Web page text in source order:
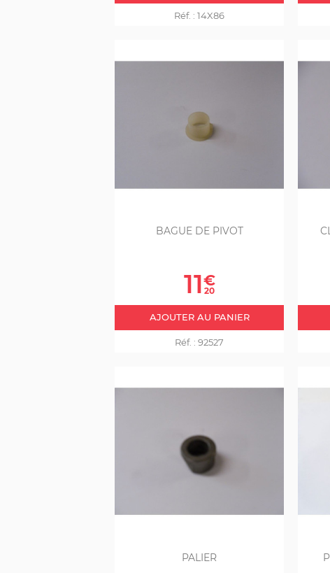
Réf. : 14X86
BAGUE DE PIVOT
Prix
11€
20
AJOUTER AU PANIER
Réf. : 92527
PALIER